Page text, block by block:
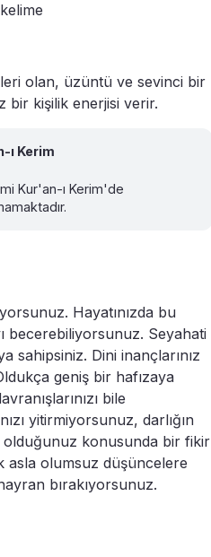
olan, üzüntü ve sevinci bir
bir kişilik enerjisi verir.
ı Kerim
Kur'an-ı Kerim'de
Hayatınızda bu
becerebiliyorsunuz. Seyahati
sahipsiniz. Dini inançlarınız
geniş bir hafızaya
bile
yitirmiyorsunuz, darlığın
olduğunuz konusunda bir fikir
asla olumsuz düşüncelere
bırakıyorsunuz.